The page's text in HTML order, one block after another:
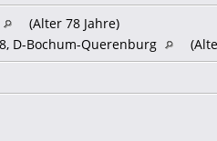
(Alter 78 Jahre)
D-Bochum-Querenburg